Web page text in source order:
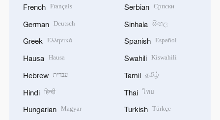
French Français
German Deutsch
Greek Ελληνικά
Hausa Hausa
Hebrew עברית
Hindi हिन्दी
Hungarian Magyar
Serbian Српски
Sinhala සිංහල
Spanish Español
Swahili Kiswahili
Tamil தமிழ்
Thai ไทย
Turkish Türkçe